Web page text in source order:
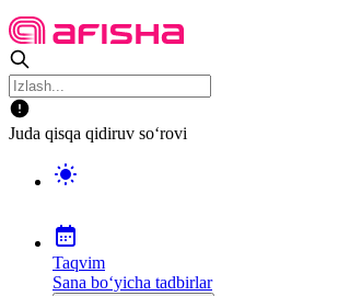
Juda qisqa qidiruv so‘rovi
Taqvim
Sana bo‘yicha tadbirlar